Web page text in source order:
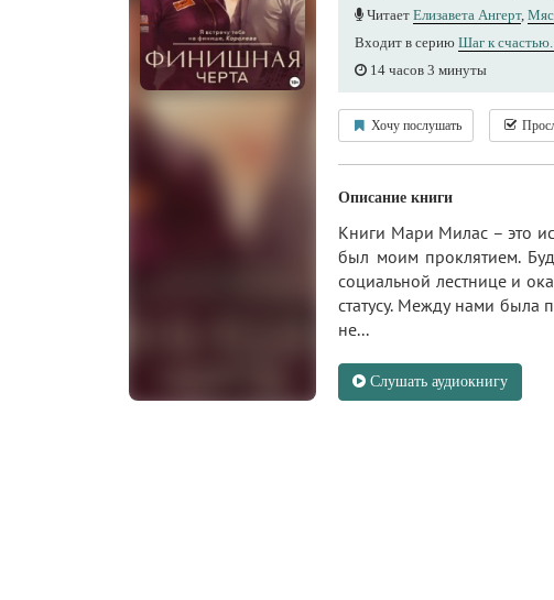
Читает Елизавета Ангерт,
Входит в серию Шаг к
14 часов 3 минуты
Хочу послушать
Описание книги
Книги Мари Милас – это
был моим проклятием.
социальной лестнице и
статусу. Между нами была
не...
Слушать аудиокнигу